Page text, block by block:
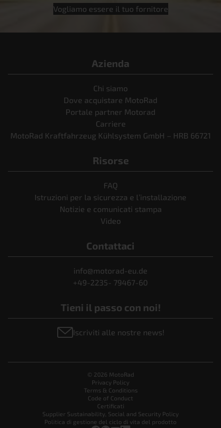
Vogliamo essere il tuo fornitore
Azienda
Chi siamo
Dove acquistare MotoRad
Portale partner Motorad
Carriere
MotoRad Kraftfahrzeug Kühlsystem GmbH – HRB 66721
Risorse
FAQ
Istruzioni per la sicurezza e l’installazione
Notizie e comunicati stampa
Video
Contattaci
info@motorad-eu.de
+49-2235- 79467-60
Tieni il passo con noi!
Iscriviti alle nostre news!
© 2026 MotoRad
Privacy Policy
Terms & Conditions
Code of Conduct
Certificati
Supplier Sustainability, Social and Security Policy
Politica di gestione del ciclo di vita del prodotto